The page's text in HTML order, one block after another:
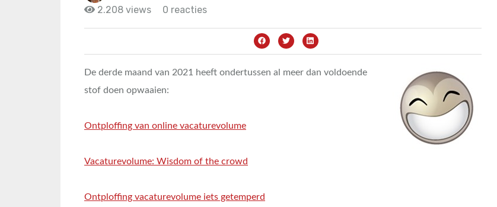
2.208 views
0 reacties
De derde maand van 2021 heeft ondertussen al meer dan voldoende
stof doen opwaaien:
Ontploffing van online vacaturevolume
Vacaturevolume: Wisdom of the crowd
Ontploffing vacaturevolume iets getemperd